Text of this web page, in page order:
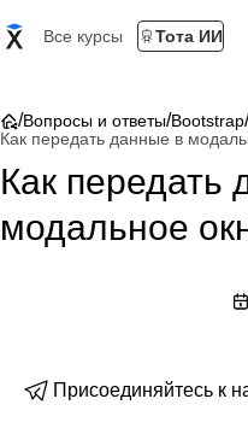
Все курсы Тота ИИ
/Вопросы и ответы/Bootstrap/
Как передать данные в
Как передать
модальное
Присоединяйтесь к